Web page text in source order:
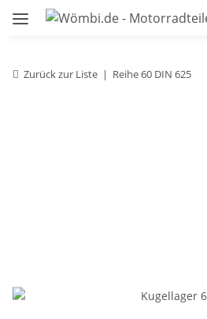
Zurück zur Liste Reihe 60 DIN 625